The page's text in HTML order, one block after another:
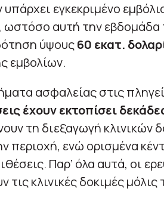
εγκεκριμένο
ωστόσο αυτή την εβδομάδα
ύψους60 εκατ.
εμβολίων.
ασφαλείας στις
έχουν εκτοπίσει
τη διεξαγωγή
περιοχή, ενώ ορισμένα
Παρ’ όλα αυτά, οι
τις κλινικές δοκιμές